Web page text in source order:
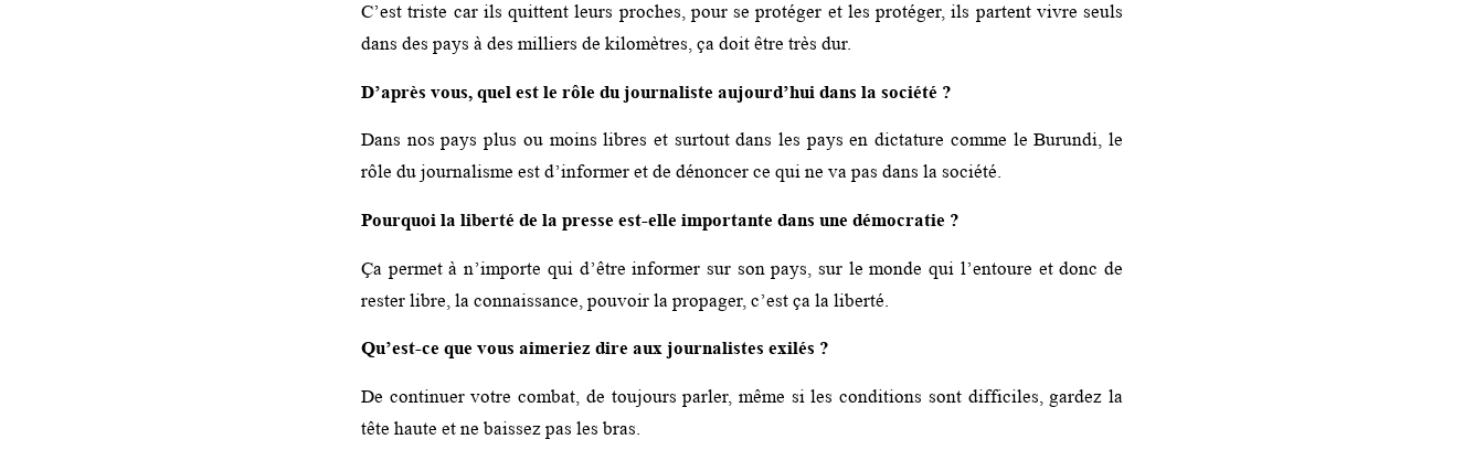
C’est triste car ils quittent leurs proches, pour se protéger et les protéger, ils partent vivre seuls
dans des pays à des milliers de kilomètres, ça doit être très dur.
D’après vous, quel est le rôle du journaliste aujourd’hui dans la société ?
Dans nos pays plus ou moins libres et surtout dans les pays en dictature comme le Burundi, le
rôle du journalisme est d’informer et de dénoncer ce qui ne va pas dans la société.
Pourquoi la liberté de la presse est-elle importante dans une démocratie ?
Ça permet à n’importe qui d’être informer sur son pays, sur le monde qui l’entoure et donc de
rester libre, la connaissance, pouvoir la propager, c’est ça la liberté.
Qu’est-ce que vous aimeriez dire aux journalistes exilés ?
De continuer votre combat, de toujours parler, même si les conditions sont difficiles, gardez la
tête haute et ne baissez pas les bras.